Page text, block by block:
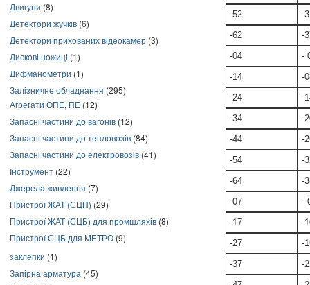
Двигуни (8)
Детектори жучків (6)
Детектори прихованих відеокамер (3)
Дискові ножиці (1)
Дифманометри (1)
Залізничне обладнання (295)
Агрегати ОПЕ, ПЕ (12)
Запасні частини до вагонів (12)
Запасні частини до тепловозів (84)
Запасні частини до електровозів (41)
Інструмент (22)
Джерела живлення (7)
Пристрої ЖАТ (СЦП) (29)
Пристрої ЖАТ (СЦБ) для промшляхів (8)
Пристрої СЦБ для МЕТРО (9)
заклепки (1)
Запірна арматура (45)
-52
-
-62
-
-04
-
-14
-
-24
-
-34
-
-44
-
-54
-
-64
-
-07
-
-17
-
-27
-
-37
-